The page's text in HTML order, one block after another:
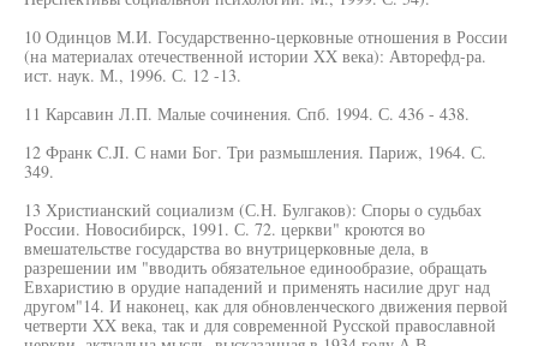
10 Одинцов М.И. Государственно-церковные отношения в России
(на материалах отечественной истории XX века): Авторефд-ра.
ист. наук. М., 1996. С. 12 -13.
11 Карсавин Л.П. Малые сочинения. Спб. 1994. С. 436 - 438.
12 Франк C.JI. С нами Бог. Три размышления. Париж, 1964. С.
349.
13 Христианский социализм (С.Н. Булгаков): Споры о судьбах
России. Новосибирск, 1991. С. 72. церкви" кроются во
вмешательстве государства во внутрицерковные дела, в
разрешении им "вводить обязательное единообразие, обращать
Евхаристию в орудие нападений и применять насилие друг над
другом"14. И наконец, как для обновленческого движения первой
четверти XX века, так и для современной Русской православной